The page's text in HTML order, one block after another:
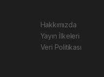
Hakkımızda
Yayın İlkeleri
Veri Politikası